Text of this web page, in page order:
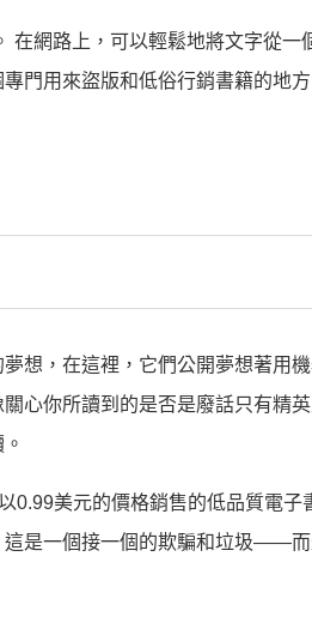
在網路上，可以輕鬆地將文字從一
門用來盜版和低俗行銷書籍的地
想，在這裡，它們公開夢想著用
心你所讀到的是否是廢話只有精
0.99美元的價格銷售的低品質電子
這是一個接一個的欺騙和垃圾——